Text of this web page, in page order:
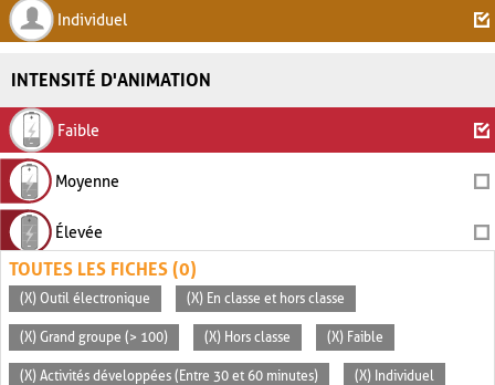
Individuel
INTENSITÉ D'ANIMATION
Faible
Moyenne
Élevée
TOUTES LES FICHES (0)
(X) Outil électronique (X) En classe et hors classe
(X) Grand groupe (> 100) (X) Hors classe (X) Faible
(X) Activités développées (Entre 30 et 60 minutes) (X) Individuel